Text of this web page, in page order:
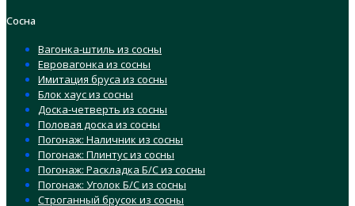
Сосна
Вагонка-штиль из сосны
Евровагонка из сосны
Имитация бруса из сосны
Блок хаус из сосны
Доска-четверть из сосны
Половая доска из сосны
Погонаж: Наличник из сосны
Погонаж: Плинтус из сосны
Погонаж: Раскладка Б/С из сосны
Погонаж: Уголок Б/С из сосны
Строганный брусок из сосны